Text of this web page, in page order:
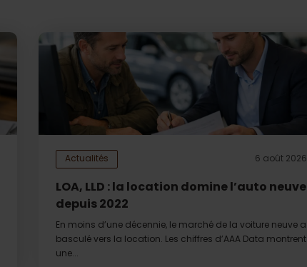
Actualités 6 août 2026
LOA, LLD : la location domine l’auto neuve
depuis 2022
En moins d’une décennie, le marché de la voiture neuve a
basculé vers la location. Les chiffres d’AAA Data montrent
une...